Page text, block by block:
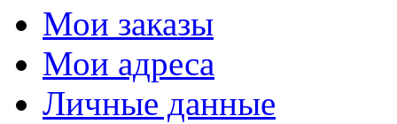
Мои заказы
Мои адреса
Личные данные